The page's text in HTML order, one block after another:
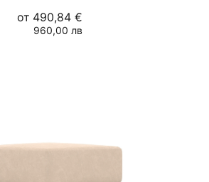
от 490,84 €
960,00 лв